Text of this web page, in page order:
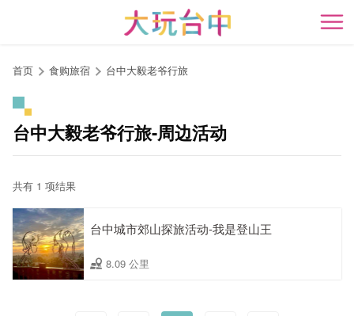
开
首页 食购旅宿 台中大毅老爷行旅
台中大毅老爷行旅-周边活动
共有 1 项结果
台中城市郊山探旅活动-我是登山王
8.09 公里